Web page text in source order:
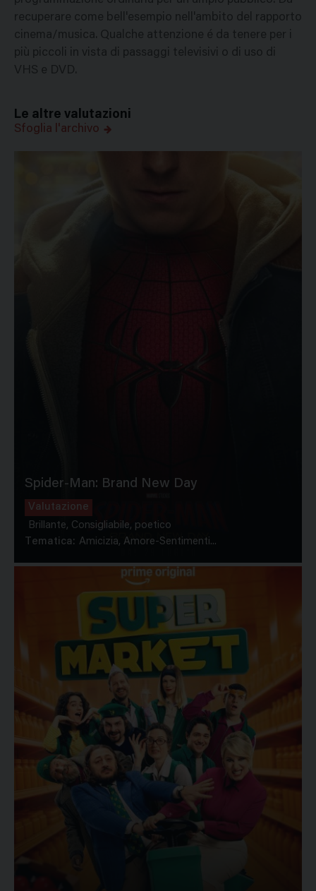
recuperare come bell'esempio nell'ambito del rapporto
cinema/musica. Qualche attenzione é da tenere per i
più piccoli in vista di passaggi televisivi o di uso di
VHS e DVD.
Le altre valutazioni
Sfoglia l'archivo
Spider-Man: Brand New Day
Valutazione
Brillante, Consigliabile, poetico
Tematica: Amicizia, Amore-Sentimenti...